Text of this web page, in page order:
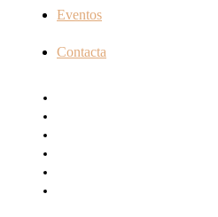
Eventos
Contacta